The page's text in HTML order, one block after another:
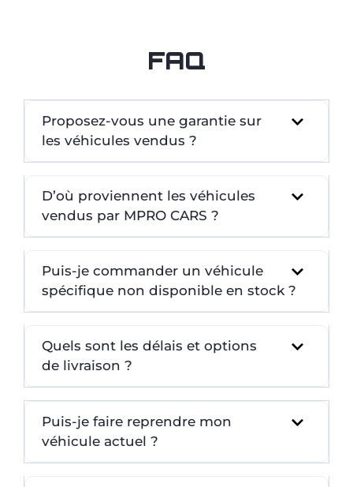
FAQ
Proposez-vous une garantie sur
les véhicules vendus ?
D’où proviennent les véhicules
vendus par MPRO CARS ?
Puis-je commander un véhicule
spécifique non disponible en stock ?
Quels sont les délais et options
de livraison ?
Puis-je faire reprendre mon
véhicule actuel ?